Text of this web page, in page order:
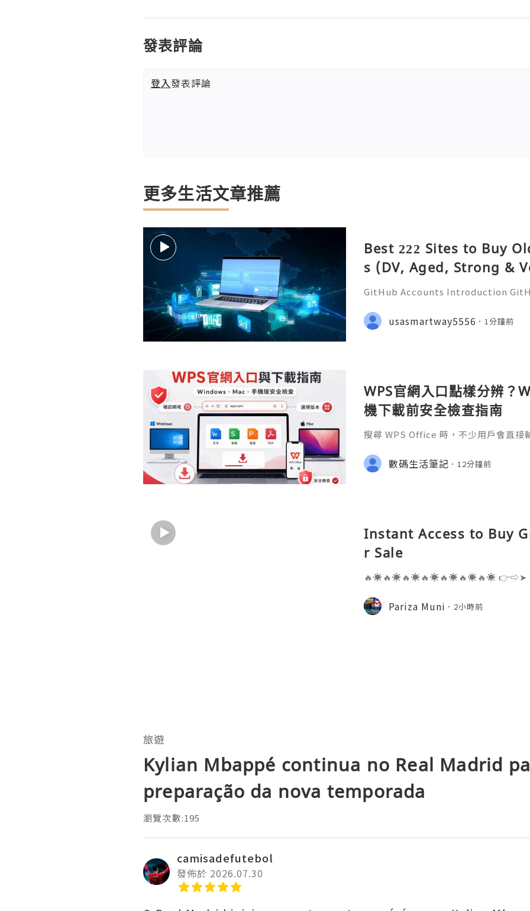
發表評論
登入發表評論
更多生活文章推薦
Best 222 Sites to Buy
s (DV, Aged, Strong &
GitHub Accounts Introduction
ions of developers, businesses,
ommunities. It is much m
usasmartway5556 1分鐘前
WPS官網入口點樣分辨？
機下載前安全檢查指南
搜尋 WPS Office 時，不少用戶會直接
用程式商店、教學網站、在線文件服務
數碼生活筆記 12分鐘前
Instant Access to Buy
r Sale
🔥☀️🔥☀️🔥☀️🔥☀️🔥☀️🔥☀️🔥☀️ 👉⇨➤
ail.com 👉⇨➤ Visit To Website:
s one of the most widely used
Pariza Muni 2小時前
旅遊
Kylian Mbappé continua no Real Madrid
preparação da nova temporada
瀏覽次數:195
camisadefutebol
發佈於 2026.07.30